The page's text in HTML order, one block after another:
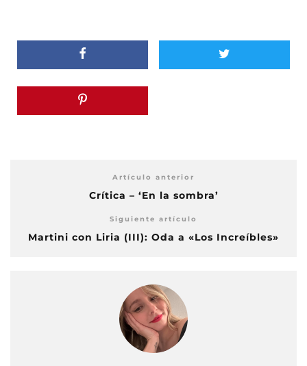
Artículo anterior
Crítica – ‘En la sombra’
Siguiente artículo
Martini con Liria (III): Oda a «Los Increíbles»